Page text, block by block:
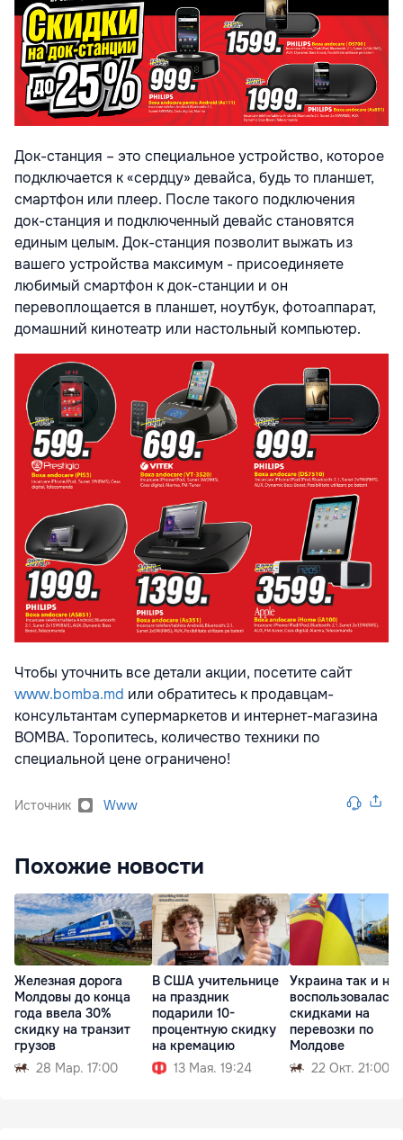
Док-станция – это специальное устройство, которое
подключается к «сердцу» девайса, будь то планшет,
смартфон или плеер. После такого подключения
док-станция и подключенный девайс становятся
единым целым. Док-станция позволит выжать из
вашего устройства максимум - присоединяете
любимый смартфон к док-станции и он
перевоплощается в планшет, ноутбук, фотоаппарат,
домашний кинотеатр или настольный компьютер.
Чтобы уточнить все детали акции, посетите сайт
www.bomba.md или обратитесь к продавцам-
консультантам супермаркетов и интернет-магазина
BOMBA. Торопитесь, количество техники по
специальной цене ограничено!
Источник Www
Похожие новости
Железная дорога
Молдовы до конца
года ввела 30%
скидку на транзит
грузов
28 Мар. 17:00
В США учительнице
на праздник
подарили 10-
процентную скидку
на кремацию
13 Мая. 19:24
Украина так и не
воспользовалась
скидками на
перевозки по
Молдове
22 Окт. 21:00